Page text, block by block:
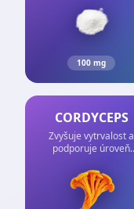
100 mg
CORDYCEPS
Zvyšuje vytrvalost a
podporuje úroveň